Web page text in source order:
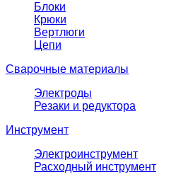
Блоки
Крюки
Вертлюги
Цепи
Сварочные материалы
Электроды
Резаки и редуктора
Инструмент
Электроинструмент
Расходный инструмент